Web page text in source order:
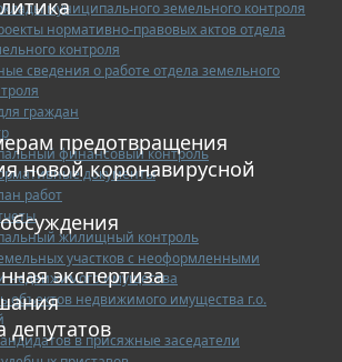
муниципального земельного контроля
нормативно-правовых актов отдела
контроля
сведения о работе отдела земельного
граждан
финансовый контроль
документы
работ
жилищный контроль
участков с неоформленными
недвижимого имущества
объектов недвижимого имущества г.о.
в присяжные заседатели
предотвращения
новой коронавирусной
экспертиза
депутатов